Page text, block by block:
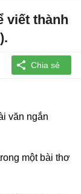
viết thành
văn ngắn
một bài thơ